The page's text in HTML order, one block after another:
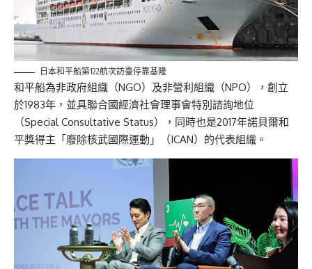
日本和平船第122航次訪臺停靠基隆
和平船為非政府組織（NGO）及非營利組織（NPO），創立
於1983年，並具聯合國經濟社會理事會特別諮詢地位
（Special Consultative Status），同時也是2017年諾貝爾和
平獎得主「廢除核武國際運動」（ICAN）的代表組織。